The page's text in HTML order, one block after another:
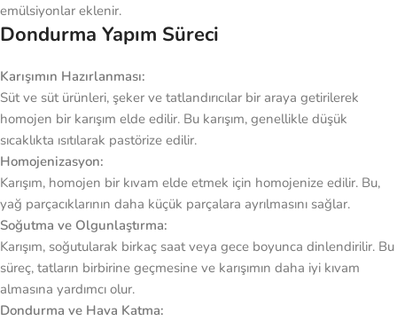
emülsiyonlar eklenir.
Dondurma Yapım Süreci
Karışımın Hazırlanması:
Süt ve süt ürünleri, şeker ve tatlandırıcılar bir araya getirilerek
homojen bir karışım elde edilir. Bu karışım, genellikle düşük
sıcaklıkta ısıtılarak pastörize edilir.
Homojenizasyon:
Karışım, homojen bir kıvam elde etmek için homojenize edilir. Bu,
yağ parçacıklarının daha küçük parçalara ayrılmasını sağlar.
Soğutma ve Olgunlaştırma:
Karışım, soğutularak birkaç saat veya gece boyunca dinlendirilir. Bu
süreç, tatların birbirine geçmesine ve karışımın daha iyi kıvam
almasına yardımcı olur.
Dondurma ve Hava Katma: